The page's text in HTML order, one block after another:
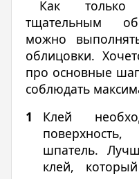
Как только
тщательным
можно
облицовки.
про основные
соблюдать
Клей
шпатель.
клей,